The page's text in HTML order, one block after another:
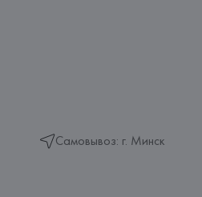
Самовывоз: г. Минск